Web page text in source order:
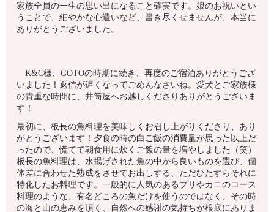
家族全員の一生の思い出になること確実です。娘のお祝いとい
うことで、細やかな心遣いなど、書き尽くせませんが、本当に
ありがとうございました。
K&C様、GOTOの時期に続き、再度のご宿泊ありがとうござ
いました！返信が遅くなってごめんなさいね。愛犬とご家族様
の貴重な時間に、井筒屋へお越しくださりありがとうございま
す！
最初に、板長の魚料理を美味しくお召し上がりくださり、あり
がとうございます！夕食の時の白ご飯の消費量が思った以上だ
ったので、慌てて朝食用に炊くご飯の量を増やしました（笑）
板長の魚料理は、水揚げされた魚の中から良いものを選び、個
体差に合わせた熟成をさせてお出しする、ただひたすらそれに
特化したお料理です。一般的に人気のあるブリやカニのコース
料理のような、有名どころの魚だけを使うのではなく、その時
の海と山の恵みを頂く、自然への感謝の気持ちが根底にありま